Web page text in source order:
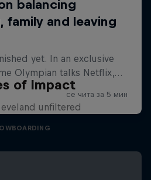
of Impact
unfiltered